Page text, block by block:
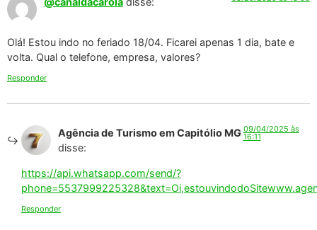
Olá! Estou indo no feriado 18/04. Ficarei apenas 1 dia, bate e
volta. Qual o telefone, empresa, valores?
Responder
Agência de Turismo em Capitólio MG
disse:
09/04/2025 às
16:11
https://api.whatsapp.com/send/?
Responder